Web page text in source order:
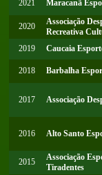
2021 Maracanã
2020
Associação
Recreativa
2019
Caucaia
2018 Barbalha
2017 Associação
2016 Alto Santo
2015
Associação
Tiradentes